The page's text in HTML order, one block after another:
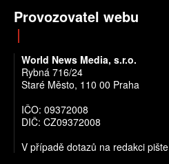
Provozovatel webu
World News Media, s.r.o.
Rybná 716/24
Staré Město, 110 00 Praha
IČO: 09372008
DIČ: CZ09372008
V případě dotazů na redakci